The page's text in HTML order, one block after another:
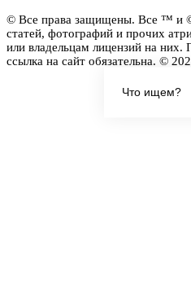
© Все права защищены. Все ™ и ©
статей, фотографий и прочих
или владельцам лицензий на них.
ссылка на сайт обязательна. ©